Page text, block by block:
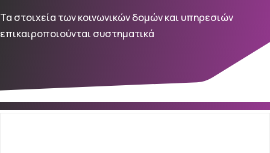
Τα στοιχεία των κοινωνικών δομών και υπηρεσιών
επικαιροποιούνται συστηματικά